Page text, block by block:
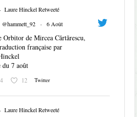
Laure Hinckel Retweeté
@hammett_92 · 6 Août
de Mircea Cărtărescu,
française par
du 7 août
4 12 Twitter
Laure Hinckel Retweeté